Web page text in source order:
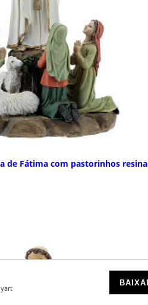
de Fátima com pastorinhos resina